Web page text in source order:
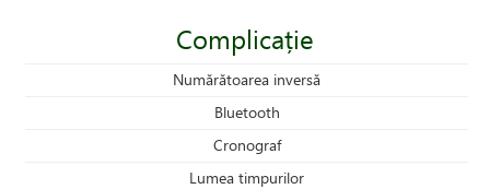
Complicație
Numărătoarea inversă
Bluetooth
Cronograf
Lumea timpurilor